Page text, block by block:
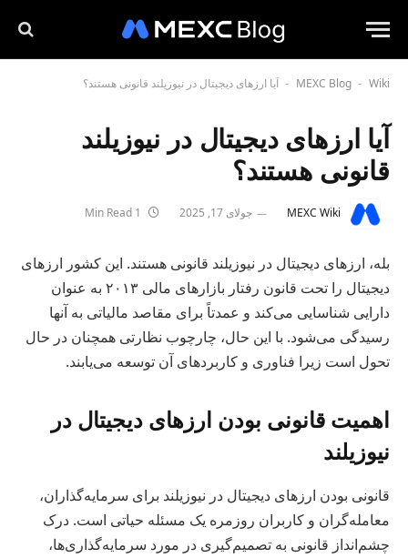
MEXC Blog - Wiki
- آیا ارزهای دیجیتال در نیوزیلند قانونی هستند؟
آیا ارزهای دیجیتال در نیوزیلند
قانونی هستند؟
MEXC Wiki جولای 17, 2025
بله، ارزهای دیجیتال در نیوزیلند قانونی هستند. این کشور ارزهای
دیجیتال را تحت قانون رفتار بازارهای مالی ۲۰۱۳ به عنوان
دارایی شناسایی می‌کند و عمدتاً برای مقاصد مالیاتی به آنها
رسیدگی می‌شود. با این حال، چارچوب نظارتی همچنان در حال
تحول است زیرا فناوری و کاربردهای آن توسعه می‌یابند.
اهمیت قانونی بودن ارزهای دیجیتال در
نیوزیلند
قانونی بودن ارزهای دیجیتال در نیوزیلند برای سرمایه‌گذاران،
معامله‌گران و کاربران روزمره یک مسئله حیاتی است. درک
چشم‌انداز قانونی به تصمیم‌گیری در مورد سرمایه‌گذاری‌ها،